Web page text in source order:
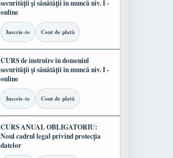
securității și sănătății în muncă niv. I -
online
Inscrie-te Cont de plată
CURS de instruire în domeniul
securității și sănătății în muncă niv. I -
online
Inscrie-te Cont de plată
CURS ANUAL OBLIGATORIU:
Noul cadrul legal privind protecția
datelor